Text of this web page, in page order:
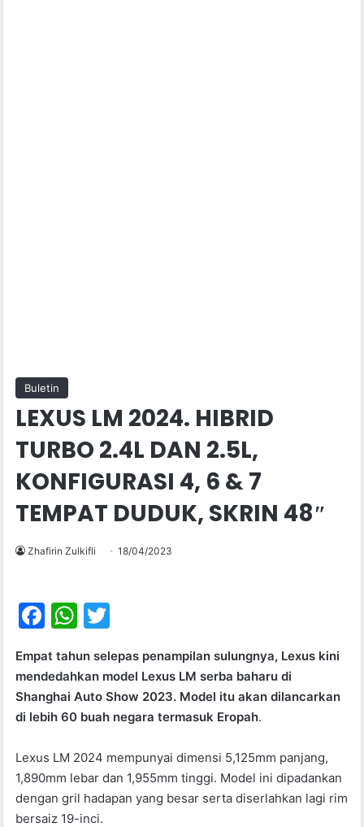
Buletin
LEXUS LM 2024. HIBRID
TURBO 2.4L DAN 2.5L,
KONFIGURASI 4, 6 & 7
TEMPAT DUDUK, SKRIN 48″
Zhafirin Zulkifli 18/04/2023
F
c
e
b
o
o
k
W
at
s
A
p
p
itt
er
Empat tahun selepas penampilan sulungnya, Lexus kini
mendedahkan model Lexus LM serba baharu di
Shanghai Auto Show 2023. Model itu akan dilancarkan
di lebih 60 buah negara termasuk Eropah.
Lexus LM 2024 mempunyai dimensi 5,125mm panjang,
1,890mm lebar dan 1,955mm tinggi. Model ini dipadankan
dengan gril hadapan yang besar serta diserlahkan lagi rim
bersaiz 19-inci.